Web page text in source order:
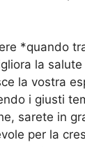
*quando
la
la vostra
i giusti
sarete in
per la